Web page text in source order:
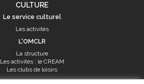
CULTURE
Le service culturel
Les activités
L'OMCLR
La structure
Les activités : le CREAM
Les clubs de loisirs